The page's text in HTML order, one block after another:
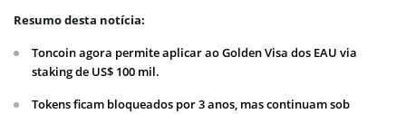
Resumo desta notícia:
Toncoin agora permite aplicar ao Golden Visa dos EAU via
staking de US$ 100 mil.
Tokens ficam bloqueados por 3 anos, mas continuam sob